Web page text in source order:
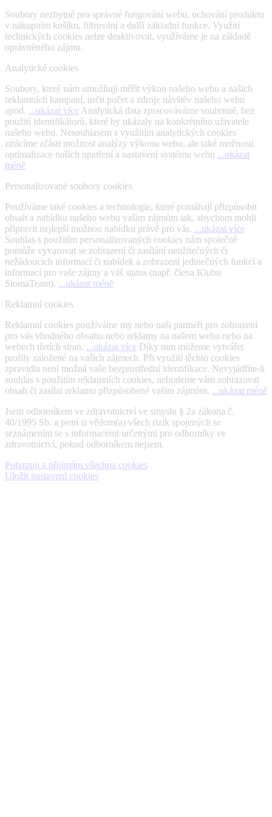
Soubory nezbytné pro správné fungování webu, uchování produktu
v nákupním košíku, filtrování a další základní funkce. Využití
technických cookies nelze deaktivovat, využíváme je na základě
oprávněného zájmu.
Analytické cookies
Soubory, které nám umožňují měřit výkon našeho webu a našich
reklamních kampaní, určit počet a zdroje návštěv našeho webu
apod. ...ukázat více Analytická data zpracováváme souhrnně, bez
použití identifikátorů, které by ukázaly na konkrétního uživatele
našeho webu. Nesouhlasem s využitím analytických cookies
ztrácíme zčásti možnost analýzy výkonu webu, ale také možnosti
optimalizace našich opatření a nastavení systému webu ...ukázat
méně
Personalizované soubory cookies
Používáme také cookies a technologie, které pomáhají přizpůsobit
obsah a nabídku našeho webu vašim zájmům tak, abychom mohli
připravit nejlepší možnou nabídku právě pro vás. ...ukázat více
Souhlas s použitím personalizovaných cookies nám společně
pomůže vyvarovat se zobrazení či zasílání neužitečných či
nežádoucích informací či nabídek a zobrazení jedinečných funkcí a
informací pro vaše zájmy a váš status (např. člena Klubu
StomaTeam). ...ukázat méně
Reklamní cookies
Reklamní cookies používáme my nebo naši partneři pro zobrazení
pro vás vhodného obsahu nebo reklamy na našem webu nebo na
webech třetích stran. ...ukázat více Díky nim můžeme vytvářet
profily založené na vašich zájmech. Při využití těchto cookies
zpravidla není možná vaše bezprostřední identifikace. Nevyjádříte-li
souhlas s použitím reklamních cookies, nebudeme vám zobrazovat
obsah či zasílat reklamu přizpůsobené vašim zájmům. ...ukázat méně
Jsem odborníkem ve zdravotnictví ve smyslu § 2a zákona č.
40/1995 Sb. a jsem si vědom(a) všech rizik spojených se
seznámením se s informacemi určenými pro odborníky ve
zdravotnictví, pokud odborníkem nejsem.
Potvrzuji a přijímám všechna cookies
Uložit nastavení cookies